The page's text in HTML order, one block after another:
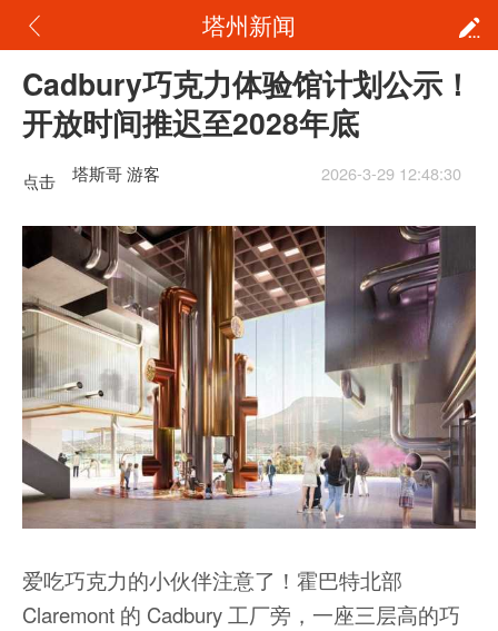
塔州新闻
Cadbury巧克力体验馆计划公示！
开放时间推迟至2028年底
点击
重新
加载
塔斯哥 游客 2026-3-29 12:48:30
爱吃巧克力的小伙伴注意了！霍巴特北部
Claremont 的 Cadbury 工厂旁，一座三层高的巧